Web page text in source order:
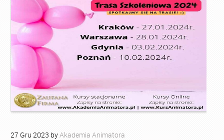
27 Gru 2023 byAkademia Animatora